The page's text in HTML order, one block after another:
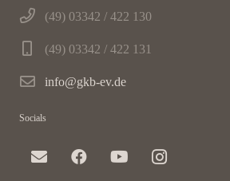
(49) 03342 / 422 130
(49) 03342 / 422 131
info@gkb-ev.de
Socials